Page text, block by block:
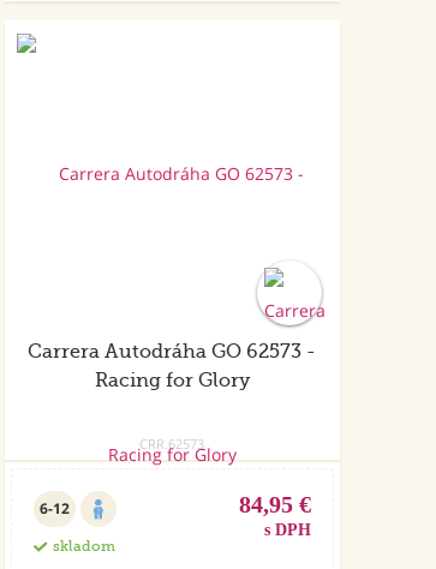
Carrera Autodráha GO 62573 -
Racing for Glory
CRR.62573
6-12
skladom
84,95 €
s DPH